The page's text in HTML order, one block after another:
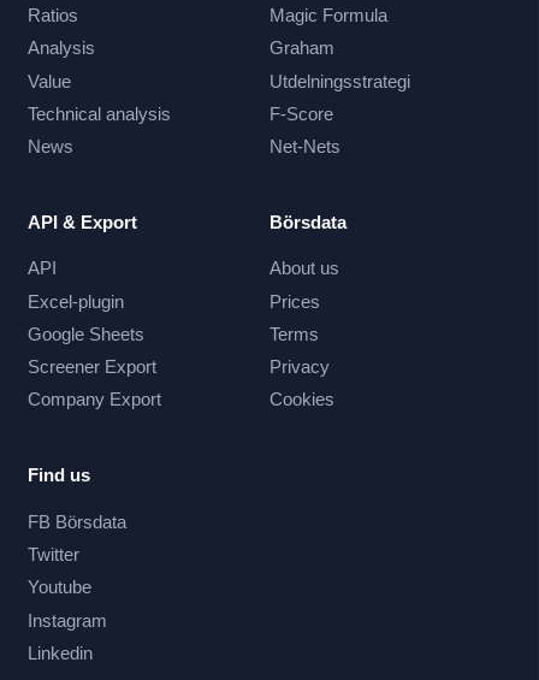
Ratios
Analysis
Value
Technical analysis
News
Magic Formula
Graham
Utdelningsstrategi
F-Score
Net-Nets
API & Export
API
Excel-plugin
Google Sheets
Screener Export
Company Export
Börsdata
About us
Prices
Terms
Privacy
Cookies
Find us
FB Börsdata
Twitter
Youtube
Instagram
Linkedin